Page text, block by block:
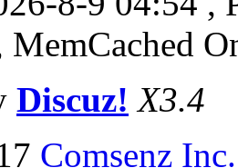
MemCached
Discuz! X3.4
Comsenz Inc.